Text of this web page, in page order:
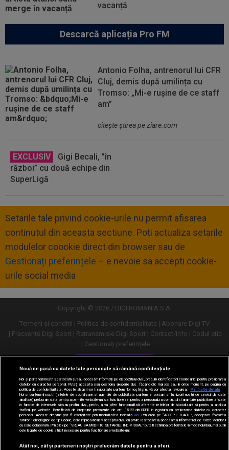
vacanță
Descarcă aplicația Pro FM
Antonio Folha, antrenorul lui CFR
Cluj, demis după umilința cu
Tromso: „Mi-e rușine de ce staff
am”
citeşte ştirea pe ziare.com
EXCLUSIV
Gigi Becali, ”în
război” cu două echipe din
SuperLigă
Setarile tale privind cookie-urile nu permit afisarea
continutul din aceasta sectiune. Poti actualiza setarile
modulelor coookie direct din browser sau de
Gestionați preferințele – e nevoie sa accepti cookie-
urile social media
Copyright © 2026 / DIGI ROMANIA S.A.
Termeni si conditii
Politica de confidentialitate
Abonare Digi TV
Frecvente Digi Sport
Retransmisie Digi Sport Contact/Info
Codul etic
Gestionați preferințele
Versiune desktop
Nouă ne pasă ca datele tale personale să rămână confidențiale
Noi și partenerii noștri30stocăm și/sau accesăm informații pe dispozitivul dvs., precum identificatorii cookie unici pentru prelucrarea
datelor cu caracter personal. Puteți accepta sau gestiona alegerile dvs. făcând clic mai jos sau în orice moment, pe pagina cu
politica de confidențialitate. Aceste alegeri vor fi raportate partenerilor noștri și nu vă vor afecta navigarea.
Mai multe detalii
Noi si partenerii nostri (retelele de socializare si agentiile de publicitate partenere, precum si furnizorii nostri de servicii de date
analitice) prelucram date pentru a permite website-ului sa functioneze, pentru a personaliza continutul si anunturile publicitare afisate
in functie de interesele si/sau profilul dvs., pentru a va oferi functionalitati aferente retelelor de socializare si pentru a analiza
traficul pe website. Beneficiati de drepturile prevazute de art. 15-22 din GDPR in legatura cu prelucrarea datelor cu caracter
personal. Aceste drepturi pot fi exercitate prin modalitatea indicata aici. Prin click pe “ACCEPT TOATE”, acceptati folosirea
tuturor Tehnologiilor de tip Cookie, care implica inclusiv acceptul dvs. cu privire la stocarea/accesarea informatiilor de catre Vendor-ii
cu care colaboram. Prin click pe “VREAU SA MODIFIC SETARILE INDIVIDUAL” puteti schimba preferintele in mod individual, mai putin
cele legate de cookie strict necesare pentru functionarea website-ului.
Atât noi, cât și partenerii noștri prelucrăm datele pentru a oferi: